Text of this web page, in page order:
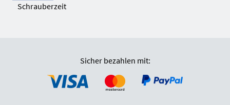
Schrauberzeit
Sicher bezahlen mit: